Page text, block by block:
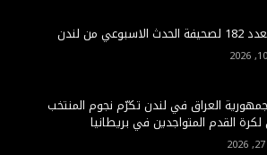
من لندن
العراق في لندن تكرّم نجوم المنتخب
القدم المتواجدين في بريطانيا